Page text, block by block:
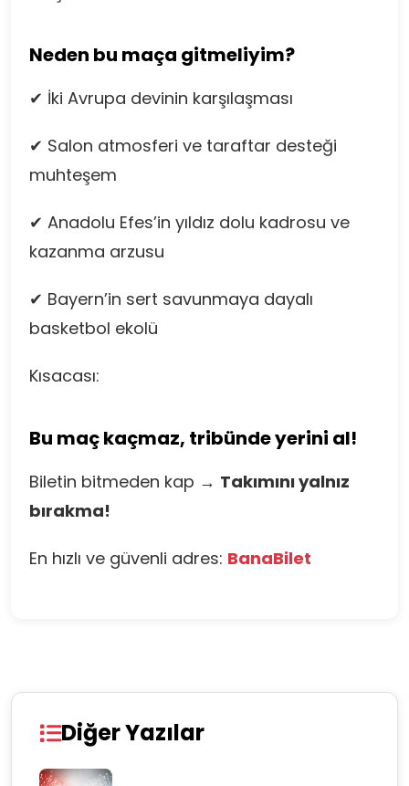
Neden bu maça gitmeliyim?
✔ İki Avrupa devinin karşılaşması
✔ Salon atmosferi ve taraftar desteği
muhteşem
✔ Anadolu Efes’in yıldız dolu kadrosu ve
kazanma arzusu
✔ Bayern’in sert savunmaya dayalı
basketbol ekolü
Kısacası:
Bu maç kaçmaz, tribünde yerini al!
Biletin bitmeden kap → Takımını yalnız
bırakma!
En hızlı ve güvenli adres: BanaBilet
Diğer Yazılar